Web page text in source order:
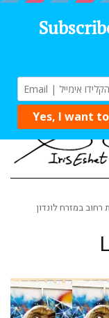
רחוב במזרח לונדון